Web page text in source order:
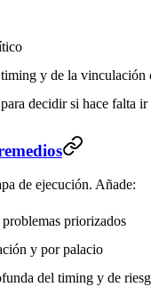
y de la vinculación
decidir si hace falta ir
de ejecución. Añade:
priorizados
y por palacio
del timing y de